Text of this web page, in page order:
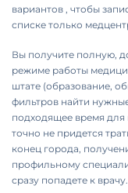
вариантов , чтобы
списке только
Вы получите полную,
режиме работы
штате (образование,
фильтров найти
подходящее время для
точно не придется
конец города,
профильному
сразу попадете к врачу.